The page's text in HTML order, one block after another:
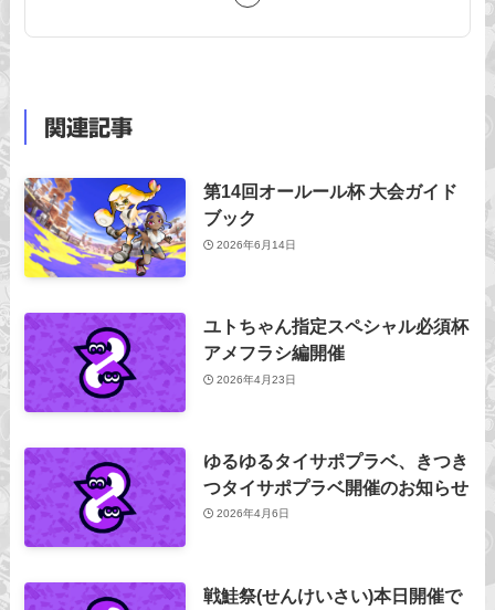
関連記事
第14回オールール杯 大会ガイド
ブック
2026年6月14日
ユトちゃん指定スペシャル必須杯
アメフラシ編開催
2026年4月23日
ゆるゆるタイサポプラベ、きつき
つタイサポプラベ開催のお知らせ
2026年4月6日
戦鮭祭(せんけいさい)本日開催で